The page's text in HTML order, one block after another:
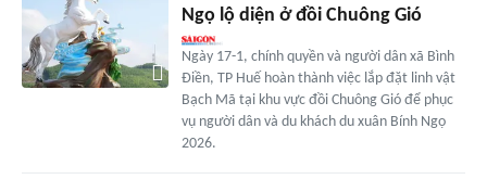
Ngọ lộ diện ở đồi Chuông Gió
Ngày 17-1, chính quyền và người dân xã Bình
Điền, TP Huế hoàn thành việc lắp đặt linh vật
Bạch Mã tại khu vực đồi Chuông Gió để phục
vụ người dân và du khách du xuân Bính Ngọ
2026.